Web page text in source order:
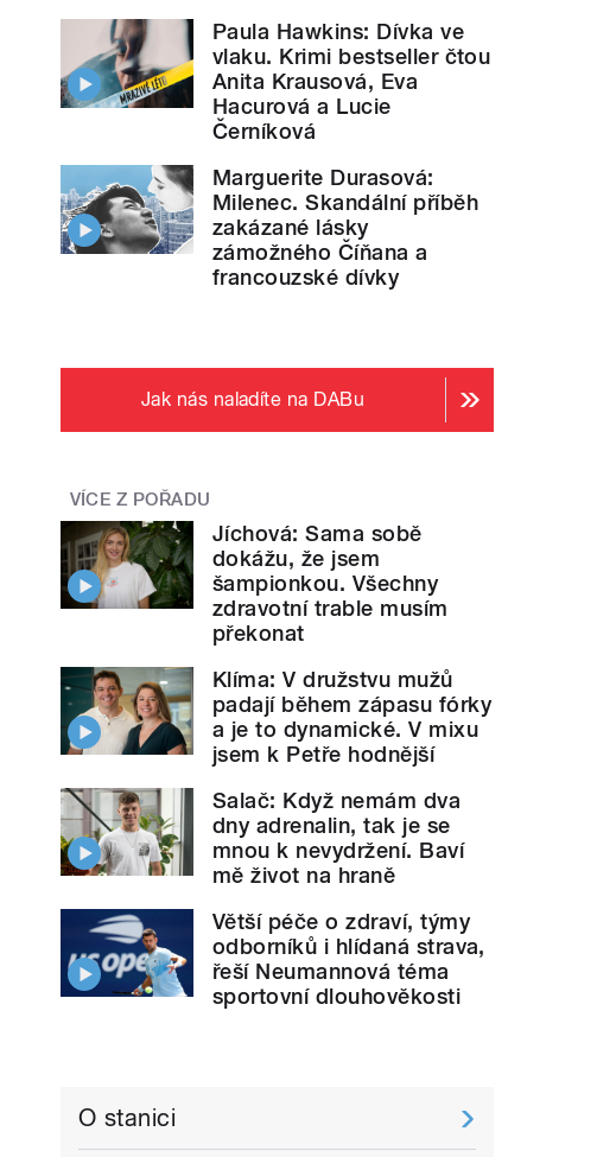
Paula Hawkins: Dívka ve
vlaku. Krimi bestseller čtou
Anita Krausová, Eva
Hacurová a Lucie
Černíková
Marguerite Durasová:
Milenec. Skandální příběh
zakázané lásky
zámožného Číňana a
francouzské dívky
Jak nás naladíte na DABu
VÍCE Z POŘADU
Jíchová: Sama sobě
dokážu, že jsem
šampionkou. Všechny
zdravotní trable musím
překonat
Klíma: V družstvu mužů
padají během zápasu fórky
a je to dynamické. V mixu
jsem k Petře hodnější
Salač: Když nemám dva
dny adrenalin, tak je se
mnou k nevydržení. Baví
mě život na hraně
Větší péče o zdraví, týmy
odborníků i hlídaná strava,
řeší Neumannová téma
sportovní dlouhověkosti
O stanici